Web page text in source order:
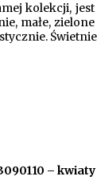
kolekcji, jest
małe,
–